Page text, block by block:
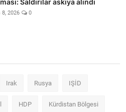
Saldırılar askıya alındı
8, 2026 0
Irak Rusya IŞİD
HDP Kürdistan Bölgesi